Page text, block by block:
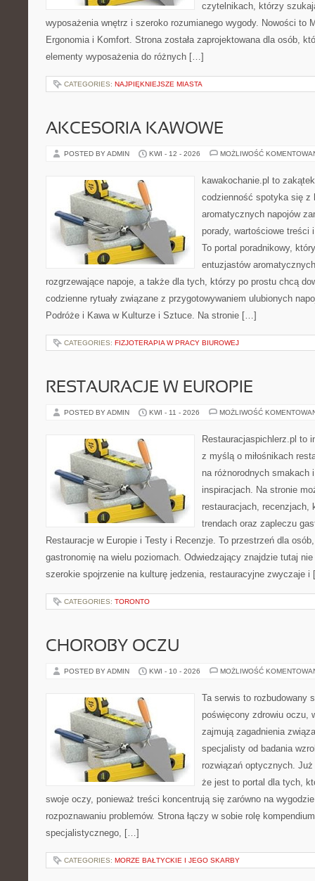
czytelnikach, którzy
wyposażenia wnętrz i szeroko rozumianego wygody. Nowości to
Ergonomia i Komfort. Strona została zaprojektowana dla osób,
elementy wyposażenia do różnych […]
CATEGORIES: NAJPIĘKNIEJSZE MIASTA
AKCESORIA KAWOWE
POSTED BY ADMIN KWI - 12 - 2026 MOŻLIWOŚĆ
kawakochanie.pl to
codzienność spotyka się z
aromatycznych napojów
porady, wartościowe treści
To portal poradnikowy,
entuzjastów
rozgrzewające napoje, a także dla tych, którzy po prostu chcą
codzienne rytuały związane z przygotowywaniem ulubionych
Podróże i Kawa w Kulturze i Sztuce. Na stronie […]
CATEGORIES: FIZJOTERAPIA W PRACY BIUROWEJ
RESTAURACJE W EUROPIE
POSTED BY ADMIN KWI - 11 - 2026 MOŻLIWOŚĆ
Restauracjaspichlerz.pl to
z myślą o miłośnikach
na różnorodnych smakach
inspiracjach. Na stronie
restauracjach, recenzjach,
trendach oraz zapleczu
Restauracje w Europie i Testy i Recenzje. To przestrzeń dla
gastronomię na wielu poziomach. Odwiedzający znajdzie tutaj
szerokie spojrzenie na kulturę jedzenia, restauracyjne zwyczaje
CATEGORIES: TORONTO
CHOROBY OCZU
POSTED BY ADMIN KWI - 10 - 2026 MOŻLIWOŚĆ
Ta serwis to rozbudowany
poświęcony zdrowiu oczu,
zajmują zagadnienia
specjalisty od badania
rozwiązań optycznych.
że jest to portal dla tych,
swoje oczy, ponieważ treści koncentrują się zarówno na
rozpoznawaniu problemów. Strona łączy w sobie rolę
specjalistycznego, […]
CATEGORIES: MORZE BAŁTYCKIE I JEGO SKARBY